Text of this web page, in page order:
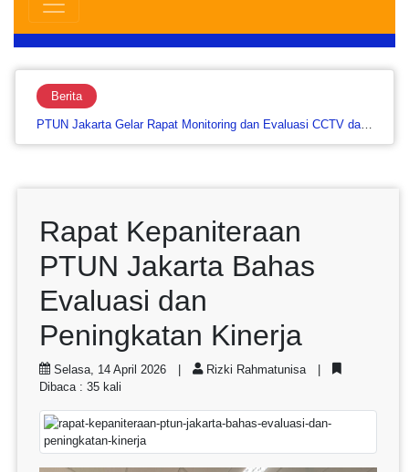
Berita
Rapat Kepaniteraan
PTUN Jakarta Bahas
Evaluasi dan
Peningkatan Kinerja
Selasa, 14 April 2026 |
Rizki Rahmatunisa |
Dibaca : 35 kali